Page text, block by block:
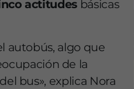
actitudes básicas
autobús, algo que
de la
bus», explica Nora